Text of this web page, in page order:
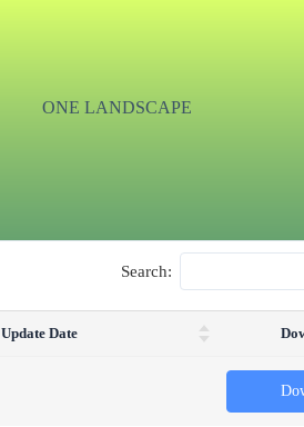
ONE LANDSCAPE
Search:
Update Date